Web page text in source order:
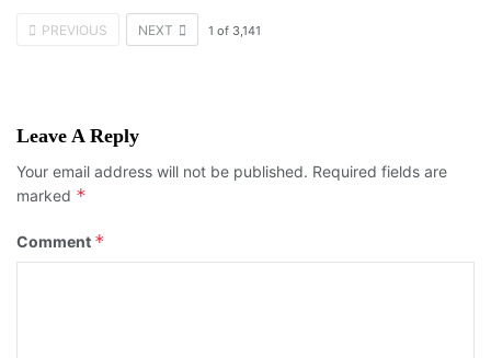
PREVIOUS NEXT 1 of 3,141
Leave A Reply
Your email address will not be published. Required fields are
marked *
Comment *